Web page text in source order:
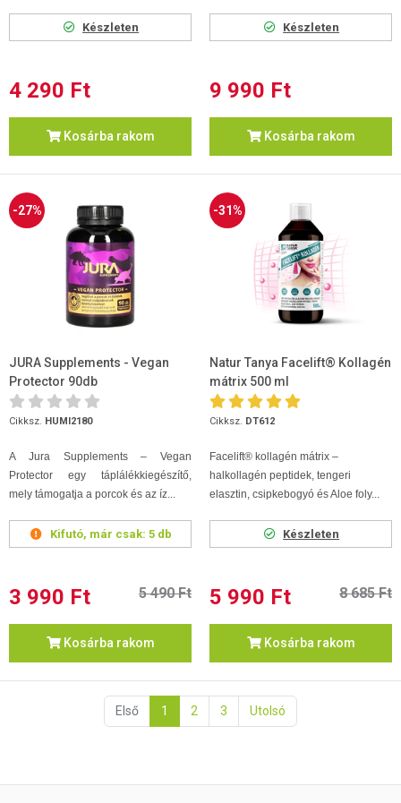
Készleten
4 290 Ft
Kosárba rakom
Készleten
9 990 Ft
Kosárba rakom
-27%
JURA Supplements - Vegan
Protector 90db
Cikksz. HUMI2180
A Jura Supplements – Vegan
Protector egy táplálékkiegészítő,
mely támogatja a porcok és az íz...
Kifutó, már csak: 5 db
3 990 Ft 5 490 Ft
Kosárba rakom
-31%
Natur Tanya Facelift® Kollagén
mátrix 500 ml
Cikksz. DT612
Facelift® kollagén mátrix –
halkollagén peptidek, tengeri
elasztin, csipkebogyó és Aloe foly...
Készleten
5 990 Ft 8 685 Ft
Kosárba rakom
Első 1 2 3 Utolsó